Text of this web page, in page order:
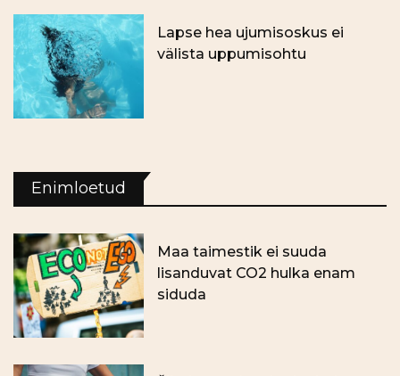
Lapse hea ujumisoskus ei
välista uppumisohtu
Enimloetud
Maa taimestik ei suuda
lisanduvat CO2 hulka enam
siduda